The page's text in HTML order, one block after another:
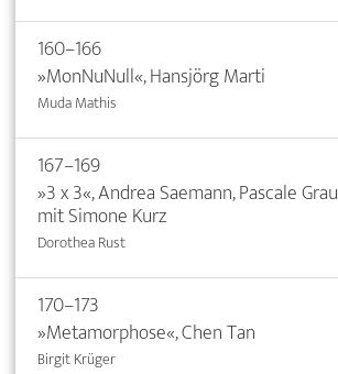
160–166
»MonNuNull«, Hansjörg Marti
Muda Mathis
167–169
»3 x 3«, Andrea Saemann, Pascale Grau
mit Simone Kurz
Dorothea Rust
170–173
»Metamorphose«, Chen Tan
Birgit Krüger